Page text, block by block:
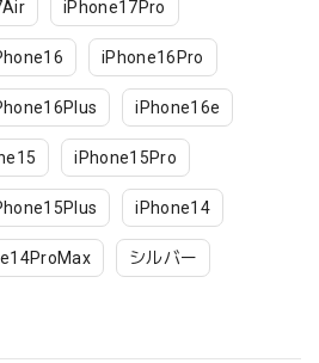
iPhone17Pro
iPhone16Pro
iPhone16e
iPhone15Pro
iPhone14
シルバー